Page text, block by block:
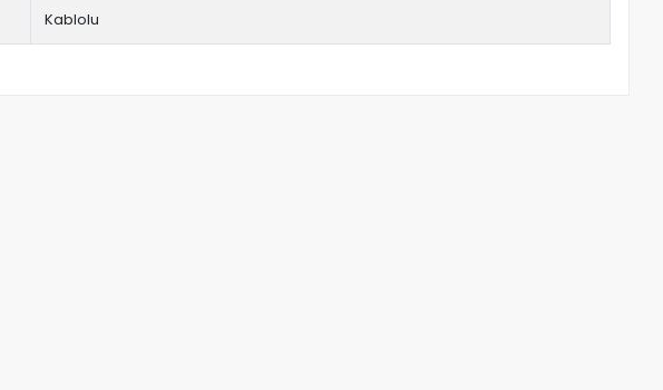
Kablolu